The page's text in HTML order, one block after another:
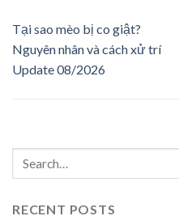
Tại sao mèo bị co giật?
Nguyên nhân và cách xử trí
Update 08/2026
RECENT POSTS